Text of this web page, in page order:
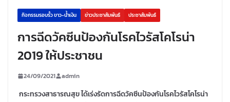
กิจกรรมรอบรั้ว ขาว-น้ำเงิน ข่าวประชาสัมพันธ์ ประชาสัมพันธ์
การฉีดวัคซีนป้องกันโรคไวรัสโคโรน่า
2019 ให้ประชาชน
24/09/2021 admin
กระทรวงสาธารณสุข ได้เร่งรัดการฉีดวัคซีนป้องกันโรคไวรัสโคโรน่า